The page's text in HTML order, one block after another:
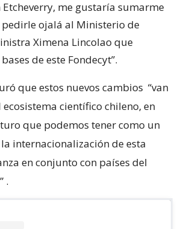
me gustaría sumarme
ojalá al Ministerio de
Ximena Lincolao que
de este Fondecyt”.
que estos nuevos cambios “van
científico chileno, en
que podemos tener como un
internacionalización de esta
en conjunto con países del
.